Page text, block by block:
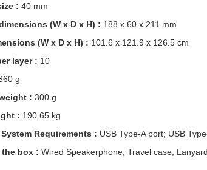
:40 mm
(W x D x H) : 188 x 60 x 211 mm
(W x D x H) : 101.6 x 121.9 x 126.5 cm
layer : 10
g
:300 g
: 190.65 kg
Requirements : USB Type-A port; USB
the box :Wired Speakerphone; Travel case;